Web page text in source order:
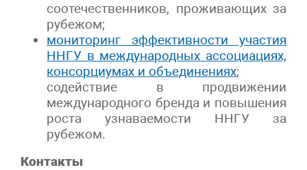
соотечественников, проживающих за
рубежом;
мониторинг эффективности участия
ННГУ в международных ассоциациях,
консорциумах и объединениях;
содействие в продвижении
международного бренда и повышения
роста узнаваемости ННГУ за
рубежом.
Контакты